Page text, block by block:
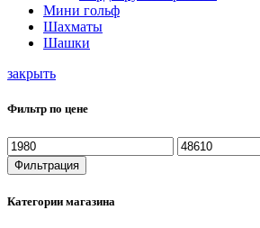
Мини гольф
Шахматы
Шашки
закрыть
Фильтр по цене
Минимальная
цена
Максимальная
цена
Фильтрация
Категории магазина